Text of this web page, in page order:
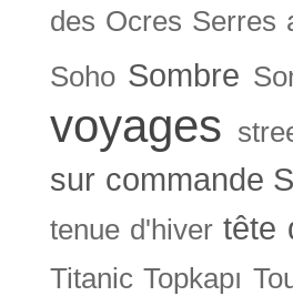
des Ocres Serres
Soho Sombre
voyages
sur commande
tenue d'hiver tête
Titanic Topkapı